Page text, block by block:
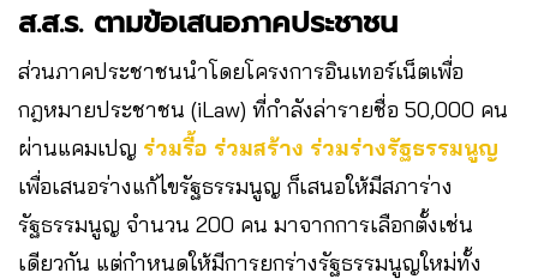
ส.ส.ร. ตามข้อเสนอภาคประชาชน
ส่วนภาคประชาชนนำโดยโครงการอินเทอร์เน็ตเพื่อ
กฎหมายประชาชน (iLaw) ที่กำลังล่ารายชื่อ 50,000 คน
ผ่านแคมเปญ ร่วมรื้อ ร่วมสร้าง ร่วมร่างรัฐธรรมนูญ
เพื่อเสนอร่างแก้ไขรัฐธรรมนูญ ก็เสนอให้มีสภาร่าง
รัฐธรรมนูญ จำนวน 200 คน มาจากการเลือกตั้งเช่น
เดียวกัน แต่กำหนดให้มีการยกร่างรัฐธรรมนูญใหม่ทั้ง